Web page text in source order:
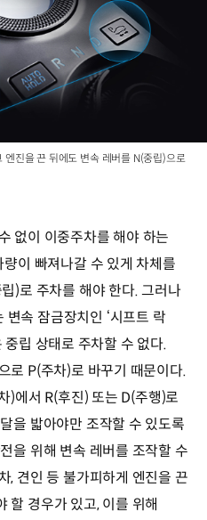
진을 끈 뒤에도 변속 레버를 N(중립)으로
없이 이중주차를 해야 하는
이 빠져나갈 수 있게 차체를
)로 주차를 해야 한다. 그러나
속 잠금장치인 ‘시프트 락
립 상태로 주차할 수 없다.
로 P(주차)로 바꾸기 때문이다.
)에서 R(후진) 또는 D(주행)로
을 밟아야만 조작할 수 있도록
을 위해 변속 레버를 조작할 수
, 견인 등 불가피하게 엔진을 끈
할 경우가 있고, 이를 위해